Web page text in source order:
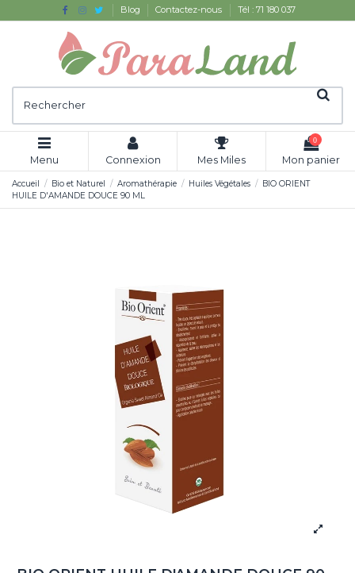
Blog Contactez-nous Tél : 71 180 037
Menu Connexion Mes Miles
0
Mon panier
Accueil Bio et Naturel Aromathérapie Huiles Végétales
BIO ORIENT
HUILE D'AMANDE DOUCE 90 ML